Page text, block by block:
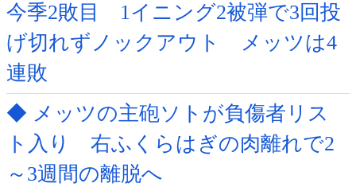
今季2敗目 1イニング2被弾で3回投
げ切れずノックアウト メッツは4
連敗
◆ メッツの主砲ソトが負傷者リス
ト入り 右ふくらはぎの肉離れで2
～3週間の離脱へ